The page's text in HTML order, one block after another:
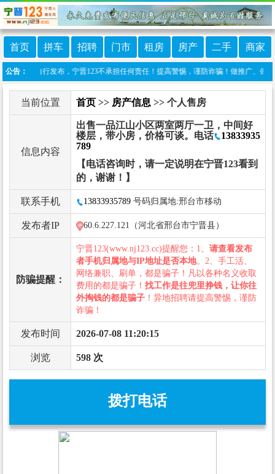
首页 拼车 招聘 门市 租房 房产 二手 商家
公告：
由网友自行发布，宁晋123不承担任何责任！提高警惕，谨防诈骗！做推广、做信
当前位置 首页 >> 房产信息 >> 个人售房
信息内容
出售一品江山小区两室两厅一卫，中间好
楼层，带小房，价格可谈。电话
13833935
789
【电话咨询时，请一定说明在宁晋123看到
的，谢谢！】
联系手机 13833935789 号码归属地:邢台市移动
发布者IP 60.6.227.121（河北省邢台市宁晋县）
防骗提醒：
宁晋123(www.nj123.cc)提醒您：1、 请查看发布
者手机归属地与IP地址是否本地。2、手工活、
网络兼职、刷单，都是骗子！凡以各种名义收取
费用的都是骗子！ 找工作是往兜里挣钱，让你往
外掏钱的都是骗子 ！异地招聘请提高警惕，谨防
诈骗！
发布时间 2026-07-08 11:20:15
浏览 598 次
拨打电话